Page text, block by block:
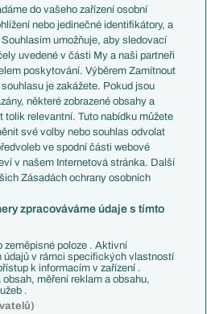
Francie
Itálie
Německo
Španělsko
Argentina
Brazílie
Přestupy
Zápasy
Livescore
Tipovací soutěž
do vašeho zařízení osobní
nebo jedinečné identifikátory, a
umožňuje, aby sledovací
uvedené v části My a naši partneři
poskytování. Výběrem Zamítnout
je zakážete. Pokud jsou
některé zobrazené obsahy a
tolik relevantní. Tuto nabídku můžete
své volby nebo souhlas odvolat
ve spodní části webové
v našem Internetová stránka. Další
Zásadách ochrany osobních
zpracováváme údaje s tímto
zeměpisné poloze . Aktivní
údajů v rámci specifických vlastností
k informacím v zařízení .
měření reklam a obsahu,
.